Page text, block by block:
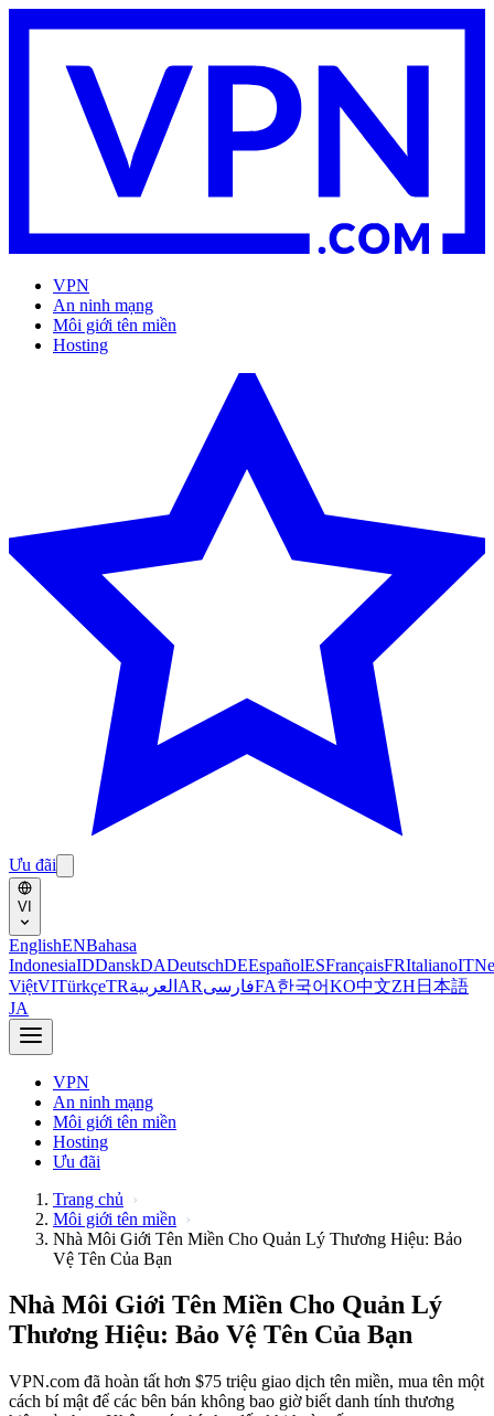
VPN
An ninh mạng
Môi giới tên miền
Hosting
Ưu đãi
VI
EnglishENBahasa
IndonesiaIDDanskDADeutschDEEspañolESFrançaisFRItalianoIT
ViệtVITürkçeTRالعربية ARفارسیFA한국어KO中文ZH 日本語
JA
VPN
An ninh mạng
Môi giới tên miền
Hosting
Ưu đãi
Trang chủ
Môi giới tên miền
Nhà Môi Giới Tên Miền Cho Quản Lý Thương Hiệu: Bảo
Vệ Tên Của Bạn
Nhà Môi Giới Tên Miền Cho Quản Lý
Thương Hiệu: Bảo Vệ Tên Của Bạn
VPN.com đã hoàn tất hơn $75 triệu giao dịch tên miền, mua tên một
cách bí mật để các bên bán không bao giờ biết danh tính thương